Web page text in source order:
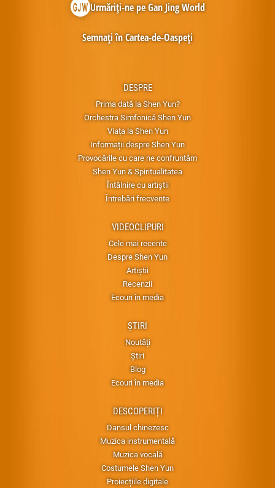
DESPRE
Prima dată la Shen Yun?
Orchestra Simfonică Shen Yun
Viața la Shen Yun
Informații despre Shen Yun
Provocările cu care ne confruntăm
Shen Yun & Spiritualitatea
Întâlnire cu artiştii
Întrebări frecvente
VIDEOCLIPURI
Cele mai recente
Despre Shen Yun
Artiștii
Recenzii
Ecouri în media
ȘTIRI
Noutăți
Știri
Blog
Ecouri în media
DESCOPERIȚI
Dansul chinezesc
Muzica instrumentală
Muzica vocală
Costumele Shen Yun
Proiecțiile digitale
Urmăriți-ne pe Gan Jing World
Semnați în Cartea-de-Oaspeți